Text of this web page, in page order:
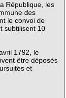
République, les
des
le convoi de
subtilisent 10
1792, le
être déposés
et